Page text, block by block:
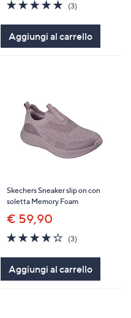
4.7
of
5
Stars
(3)
Aggiungi al carrello
Skechers Sneaker slip on con
soletta Memory Foam
€ 59,90
3.7
of
5
Stars
(3)
Aggiungi al carrello